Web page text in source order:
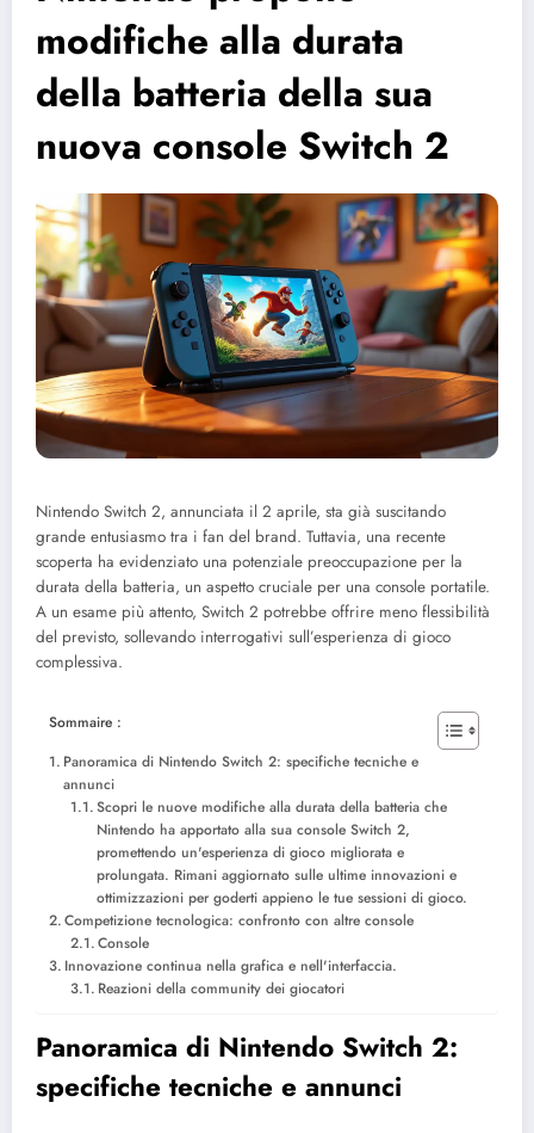
modifiche alla durata
della batteria della sua
nuova console Switch 2
Nintendo Switch 2, annunciata il 2 aprile, sta già suscitando
grande entusiasmo tra i fan del brand. Tuttavia, una recente
scoperta ha evidenziato una potenziale preoccupazione per la
durata della batteria, un aspetto cruciale per una console portatile.
A un esame più attento, Switch 2 potrebbe offrire meno flessibilità
del previsto, sollevando interrogativi sull’esperienza di gioco
complessiva.
Sommaire :
Panoramica di Nintendo Switch 2: specifiche tecniche e
annunci
Scopri le nuove modifiche alla durata della batteria che
Nintendo ha apportato alla sua console Switch 2,
promettendo un'esperienza di gioco migliorata e
prolungata. Rimani aggiornato sulle ultime innovazioni e
ottimizzazioni per goderti appieno le tue sessioni di gioco.
Competizione tecnologica: confronto con altre console
Console
Innovazione continua nella grafica e nell'interfaccia.
Reazioni della community dei giocatori
Panoramica di Nintendo Switch 2:
specifiche tecniche e annunci